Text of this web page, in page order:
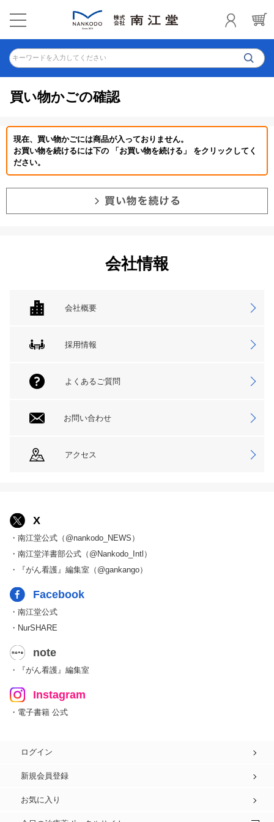
キーワードを入力してください
買い物かごの確認
現在、買い物かごには商品が入っておりません。
お買い物を続けるには下の 「お買い物を続ける」 をクリックしてく
ださい。
会社情報
会社概要
採用情報
よくあるご質問
お問い合わせ
アクセス
X
・南江堂公式（@nankodo_NEWS）
・南江堂洋書部公式（@Nankodo_Intl）
・『がん看護』編集室（@gankango）
Facebook
・南江堂公式
・NurSHARE
note
・『がん看護』編集室
Instagram
・電子書籍 公式
ログイン
新規会員登録
お気に入り